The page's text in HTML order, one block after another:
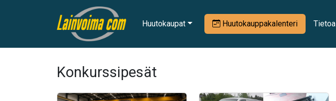
Huutokaupat Huutokauppakalenteri Tietoa
Konkurssipesät